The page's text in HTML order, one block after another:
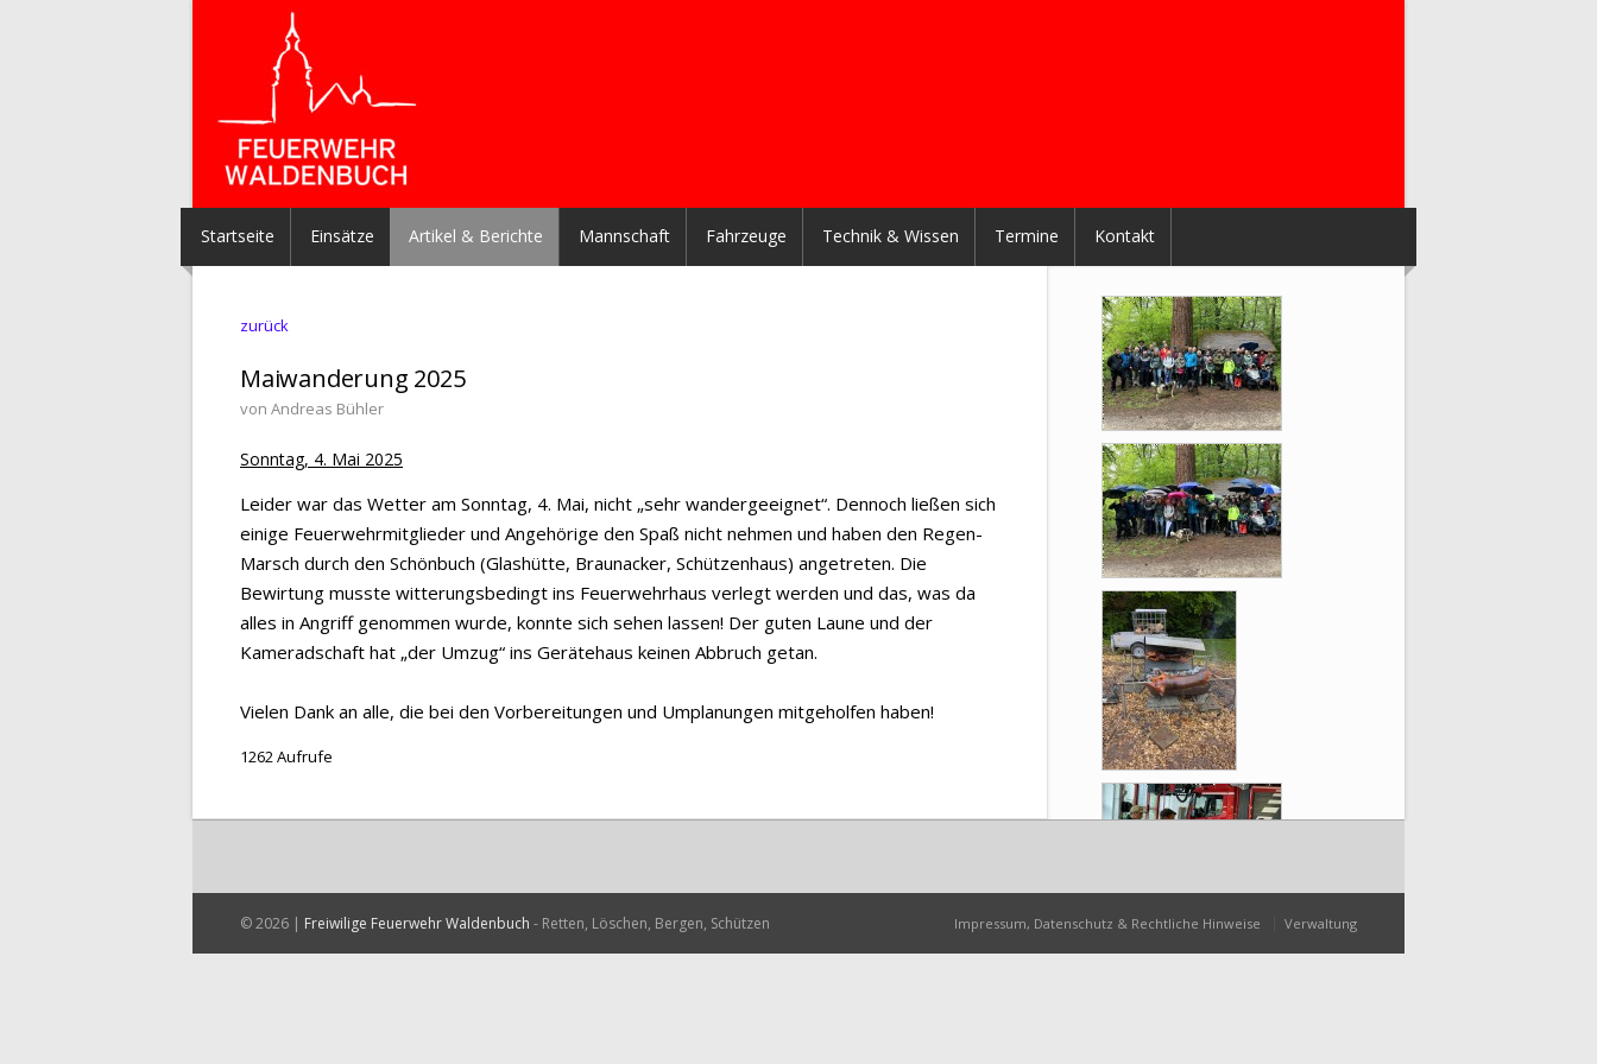
Startseite Einsätze Artikel & Berichte Mannschaft Fahrzeuge Technik & Wissen Termine Kontakt
zurück
Maiwanderung 2025
von Andreas Bühler
Sonntag, 4. Mai 2025
Leider war das Wetter am Sonntag, 4. Mai, nicht „sehr wandergeeignet“. Dennoch ließen sich
einige Feuerwehrmitglieder und Angehörige den Spaß nicht nehmen und haben den Regen-
Marsch durch den Schönbuch (Glashütte, Braunacker, Schützenhaus) angetreten. Die
Bewirtung musste witterungsbedingt ins Feuerwehrhaus verlegt werden und das, was da
alles in Angriff genommen wurde, konnte sich sehen lassen! Der guten Laune und der
Kameradschaft hat „der Umzug“ ins Gerätehaus keinen Abbruch getan.
Vielen Dank an alle, die bei den Vorbereitungen und Umplanungen mitgeholfen haben!
1262 Aufrufe
© 2026 | Freiwilige Feuerwehr Waldenbuch - Retten, Löschen, Bergen, Schützen Impressum, Datenschutz & Rechtliche Hinweise Verwaltung